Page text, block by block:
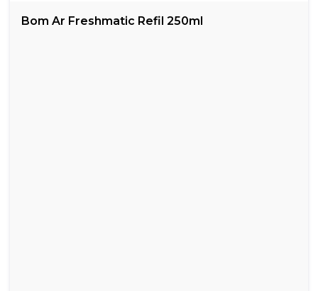
Bom Ar Freshmatic Refil 250ml